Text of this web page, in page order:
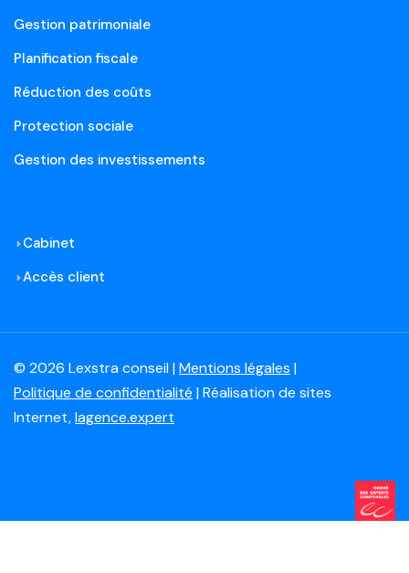
Gestion patrimoniale
Planification fiscale
Réduction des coûts
Protection sociale
Gestion des investissements
Cabinet
Accès client
© 2026 Lexstra conseil |Mentions légales |
Politique de confidentialité | Réalisation de sites
Internet,lagence.expert